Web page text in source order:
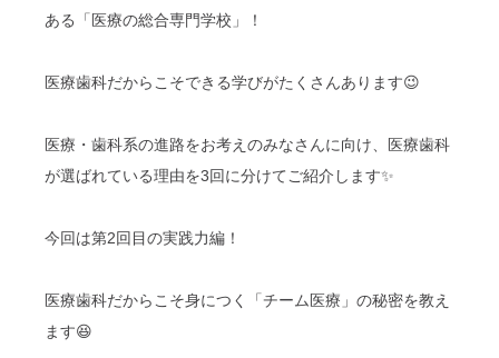
ある「医療の総合専門学校」！
医療歯科だからこそできる学びがたくさんあります😉
医療・歯科系の進路をお考えのみなさんに向け、医療歯科
が選ばれている理由を3回に分けてご紹介します✨
今回は第2回目の実践力編！
医療歯科だからこそ身につく「チーム医療」の秘密を教え
ます😆